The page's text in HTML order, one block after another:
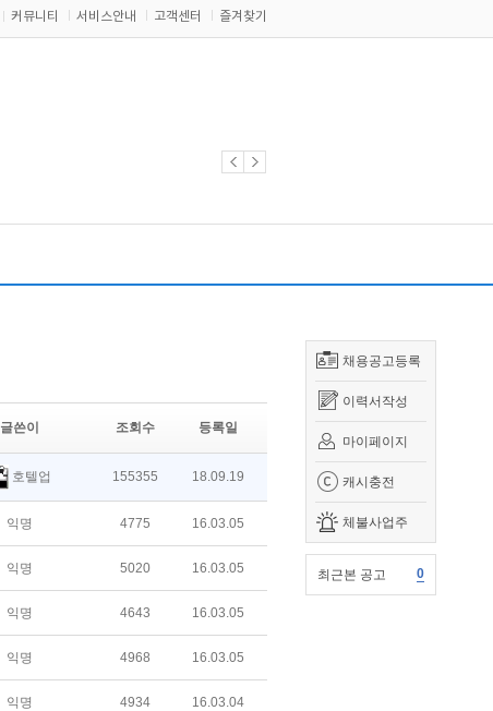
커뮤니티 서비스안내 고객센터 즐겨찾기
채용공고등록
이력서작성
마이페이지
캐시충전
체불사업주
최근본 공고 0
글쓴이 조회수 등록일
호텔업 155355 18.09.19
익명 4775 16.03.05
익명 5020 16.03.05
익명 4643 16.03.05
익명 4968 16.03.05
익명 4934 16.03.04